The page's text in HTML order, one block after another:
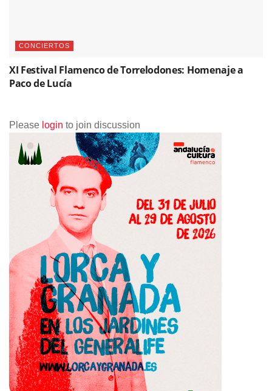
CONCIERTOS
XI Festival Flamenco de Torrelodones: Homenaje a
Paco de Lucía
Please login to join discussion